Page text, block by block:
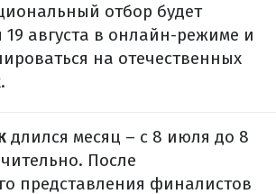
отбор будет
19 августа в онлайн-режиме и
на отечественных
длился месяц – с 8 июля до 8
После
представления финалистов